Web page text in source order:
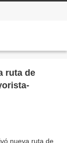
ruta de